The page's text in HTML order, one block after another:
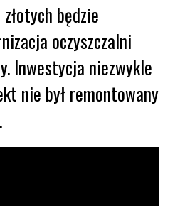
będzie
oczyszczalni
Inwestycja niezwykle
nie był remontowany